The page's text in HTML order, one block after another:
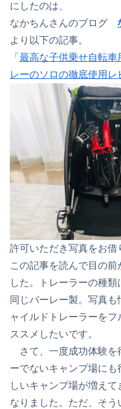
にしたのは、
なかちんさんのブログ
より以下の記事。
「 最高な子供乗せ自転
レーのソロの徹底使用レ
許可いただき写真をお借
この記事を読んで目の
した。トレーラーの種
同じバーレー製。写真
ャイルドトレーラーを
ススメしたいです。
さて、一度成功体験を
ーでないキャンプ場に
しいキャンプ場が増え
なりました。ただ、そ